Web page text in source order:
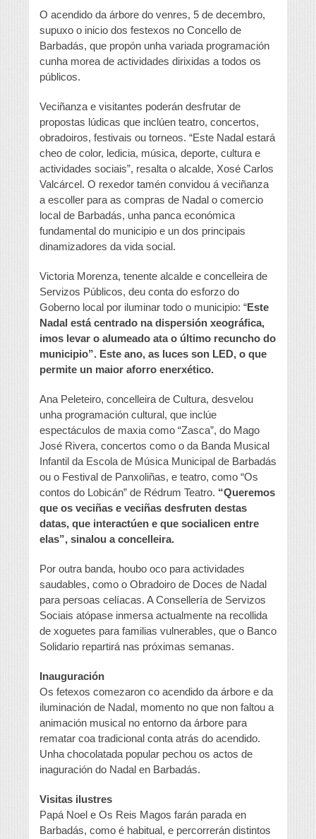
O acendido da árbore do venres, 5 de decembro,
supuxo o inicio dos festexos no Concello de
Barbadás, que propón unha variada programación
cunha morea de actividades dirixidas a todos os
públicos.
Veciñanza e visitantes poderán desfrutar de
propostas lúdicas que inclúen teatro, concertos,
obradoiros, festivais ou torneos. “Este Nadal estará
cheo de color, ledicia, música, deporte, cultura e
actividades sociais”, resalta o alcalde, Xosé Carlos
Valcárcel. O rexedor tamén convidou á veciñanza
a escoller para as compras de Nadal o comercio
local de Barbadás, unha panca económica
fundamental do municipio e un dos principais
dinamizadores da vida social.
Victoria Morenza, tenente alcalde e concelleira de
Servizos Públicos, deu conta do esforzo do
Goberno local por iluminar todo o municipio: “Este
Nadal está centrado na dispersión xeográfica,
imos levar o alumeado ata o último recuncho do
municipio”. Este ano, as luces son LED, o que
permite un maior aforro enerxético.
Ana Peleteiro, concelleira de Cultura, desvelou
unha programación cultural, que inclúe
espectáculos de maxia como “Zasca”, do Mago
José Rivera, concertos como o da Banda Musical
Infantil da Escola de Música Municipal de Barbadás
ou o Festival de Panxoliñas, e teatro, como “Os
contos do Lobicán” de Rédrum Teatro. “Queremos
que os veciñas e veciñas desfruten destas
datas, que interactúen e que socialicen entre
elas”, sinalou a concelleira.
Por outra banda, houbo oco para actividades
saudables, como o Obradoiro de Doces de Nadal
para persoas celíacas. A Consellería de Servizos
Sociais atópase inmersa actualmente na recollida
de xoguetes para familias vulnerables, que o Banco
Solidario repartirá nas próximas semanas.
Inauguración
Os fetexos comezaron co acendido da árbore e da
iluminación de Nadal, momento no que non faltou a
animación musical no entorno da árbore para
rematar coa tradicional conta atrás do acendido.
Unha chocolatada popular pechou os actos de
inaguración do Nadal en Barbadás.
Visitas ilustres
Papá Noel e Os Reis Magos farán parada en
Barbadás, como é habitual, e percorrerán distintos